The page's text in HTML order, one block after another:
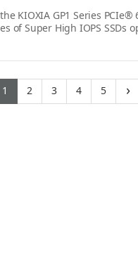
KIOXIA GP1 Series PCIe®
of Super High IOPS SSDs
Series technology
1 (current)
2(current)
3(current)
4(current)
5 ›